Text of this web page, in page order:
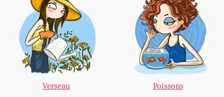
Verseau Poissons